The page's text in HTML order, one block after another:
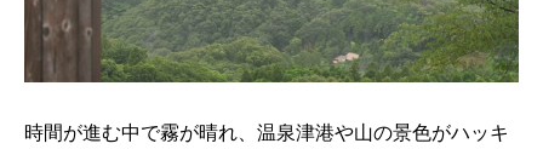
時間が進む中で霧が晴れ、温泉津港や山の景色がハッキ